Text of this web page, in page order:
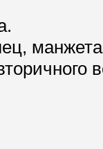
манжета